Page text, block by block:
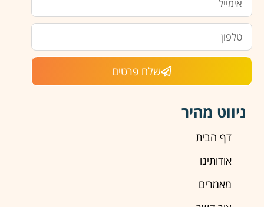
שלח פרטים
ניווט מהיר
דף הבית
אודותינו
מאמרים